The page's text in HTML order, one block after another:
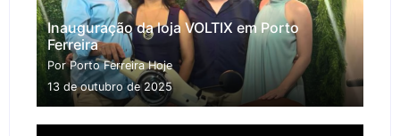
Inauguração da loja VOLTIX em Porto
Ferreira
Por Porto Ferreira Hoje
13 de outubro de 2025